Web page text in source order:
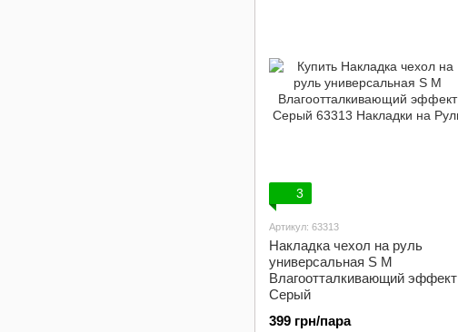
3
Артикул: 63313
Накладка чехол на руль
универсальная S M
Влагоотталкивающий эффект
Серый
399 грн/пара